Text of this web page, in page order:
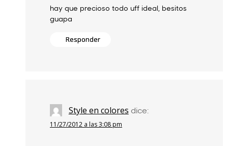
hay que precioso todo uff ideal, besitos
guapa
Responder
Style en colores dice:
11/27/2012 a las 3:08 pm